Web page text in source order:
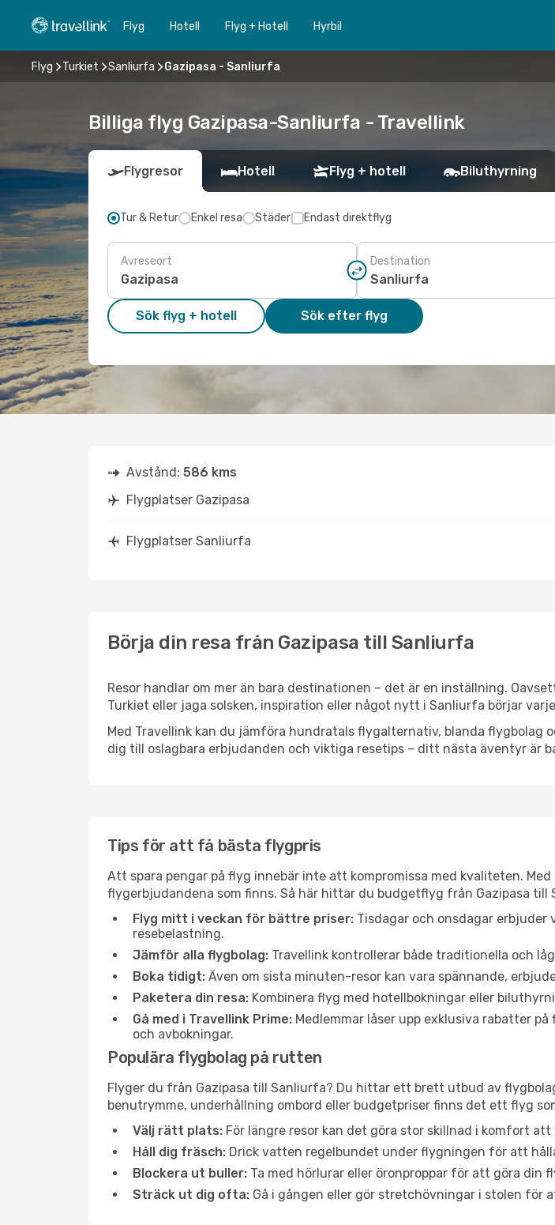
Flyg Hotell Flyg + Hotell Hyrbil
Flyg Turkiet Sanliurfa Gazipasa - Sanliurfa
Billiga flyg Gazipasa-Sanliurfa - Travellink
Flygresor Hotell Flyg + hotell Biluthyrning
Tur & Retur Enkel resa Städer Endast direktflyg
Avreseort Destination
Sök flyg + hotell Sök efter flyg
Avstånd: 586 kms
Flygplatser Gazipasa
Flygplatser Sanliurfa
Börja din resa från Gazipasa till Sanliurfa
Resor handlar om mer än bara destinationen – det är en inställning.
Turkiet eller jaga solsken, inspiration eller något nytt i Sanliurfa börjar
Med Travellink kan du jämföra hundratals flygalternativ, blanda flygbolag
dig till oslagbara erbjudanden och viktiga resetips – ditt nästa äventyr är
Tips för att få bästa flygpris
Att spara pengar på flyg innebär inte att kompromissa med kvaliteten.
flygerbjudandena som finns. Så här hittar du budgetflyg från Gazipasa till
Flyg mitt i veckan för bättre priser: Tisdagar och onsdagar
resebelastning.
Jämför alla flygbolag: Travellink kontrollerar både traditionella och
Boka tidigt: Även om sista minuten-resor kan vara spännande,
Paketera din resa: Kombinera flyg med hotellbokningar eller
Gå med i Travellink Prime: Medlemmar låser upp exklusiva rabatter
och avbokningar.
Populära flygbolag på rutten
Flyger du från Gazipasa till Sanliurfa? Du hittar ett brett utbud av
benutrymme, underhållning ombord eller budgetpriser finns det ett flyg
Välj rätt plats: För längre resor kan det göra stor skillnad i komfort
Håll dig fräsch: Drick vatten regelbundet under flygningen för att
Blockera ut buller: Ta med hörlurar eller öronproppar för att göra
Sträck ut dig ofta: Gå i gången eller gör stretchövningar i stolen för